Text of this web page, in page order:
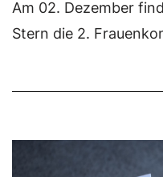
Am 02. Dezember
Stern die 2.